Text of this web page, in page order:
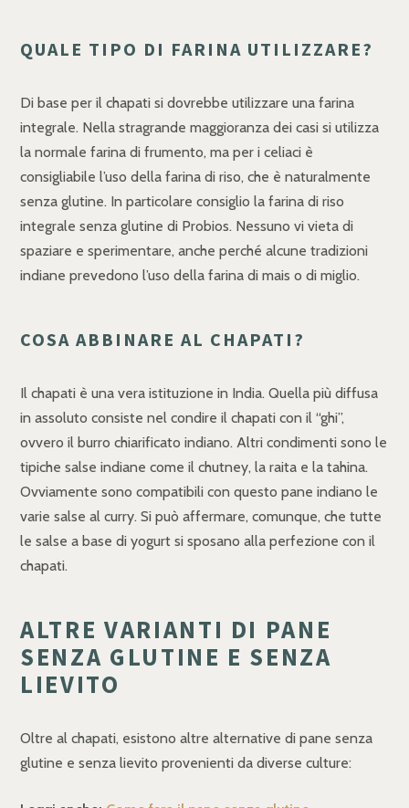
QUALE TIPO DI FARINA UTILIZZARE?
Di base per il chapati si dovrebbe utilizzare una farina
integrale. Nella stragrande maggioranza dei casi si utilizza
la normale farina di frumento, ma per i celiaci è
consigliabile l’uso della farina di riso, che è naturalmente
senza glutine. In particolare consiglio la farina di riso
integrale senza glutine di Probios. Nessuno vi vieta di
spaziare e sperimentare, anche perché alcune tradizioni
indiane prevedono l’uso della farina di mais o di miglio.
COSA ABBINARE AL CHAPATI?
Il chapati è una vera istituzione in India. Quella più diffusa
in assoluto consiste nel condire il chapati con il “ghi”,
ovvero il burro chiarificato indiano. Altri condimenti sono le
tipiche salse indiane come il chutney, la raita e la tahina.
Ovviamente sono compatibili con questo pane indiano le
varie salse al curry. Si può affermare, comunque, che tutte
le salse a base di yogurt si sposano alla perfezione con il
chapati.
ALTRE VARIANTI DI PANE
SENZA GLUTINE E SENZA
LIEVITO
Oltre al chapati, esistono altre alternative di pane senza
glutine e senza lievito provenienti da diverse culture: